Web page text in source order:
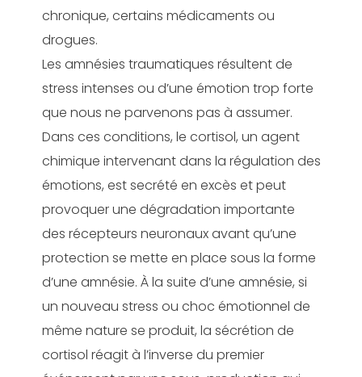
chronique, certains médicaments ou
drogues.
Les amnésies traumatiques résultent de
stress intenses ou d’une émotion trop forte
que nous ne parvenons pas à assumer.
Dans ces conditions, le cortisol, un agent
chimique intervenant dans la régulation des
émotions, est secrété en excès et peut
provoquer une dégradation importante
des récepteurs neuronaux avant qu’une
protection se mette en place sous la forme
d’une amnésie. À la suite d’une amnésie, si
un nouveau stress ou choc émotionnel de
même nature se produit, la sécrétion de
cortisol réagit à l’inverse du premier